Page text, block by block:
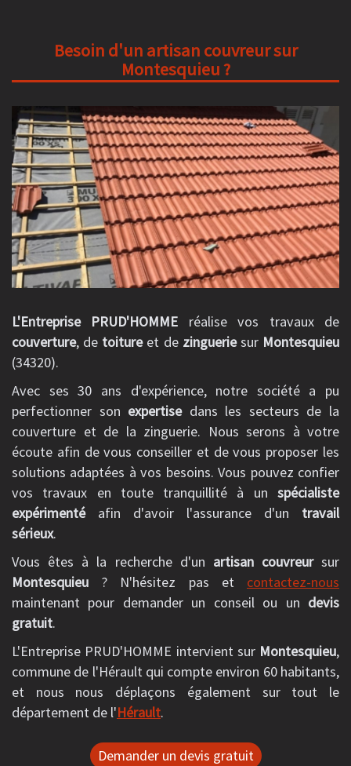
Besoin d'un artisan couvreur sur
Montesquieu ?
L'Entreprise PRUD'HOMME réalise vos travaux de
couverture, de toitureet de zingueriesur Montesquieu
(34320).
Avec ses 30 ans d'expérience, notre société a pu
perfectionner son expertisedans les secteurs de la
couverture et de la zinguerie. Nous serons à votre
écoute afin de vous conseiller et de vous proposer les
solutions adaptées à vos besoins. Vous pouvez confier
vos travaux en toute tranquillité à un spécialiste
expérimentéafin d'avoir l'assurance d'un travail
sérieux.
Vous êtes à la recherche d'un artisan couvreursur
Montesquieu ? N'hésitez pas et contactez-nous
maintenant pour demander un conseil ou un devis
gratuit.
L'Entreprise PRUD'HOMME intervient sur Montesquieu,
commune de l'Hérault qui compte environ 60 habitants,
et nous nous déplaçons également sur tout le
département de l'Hérault.
Demander un devis gratuit